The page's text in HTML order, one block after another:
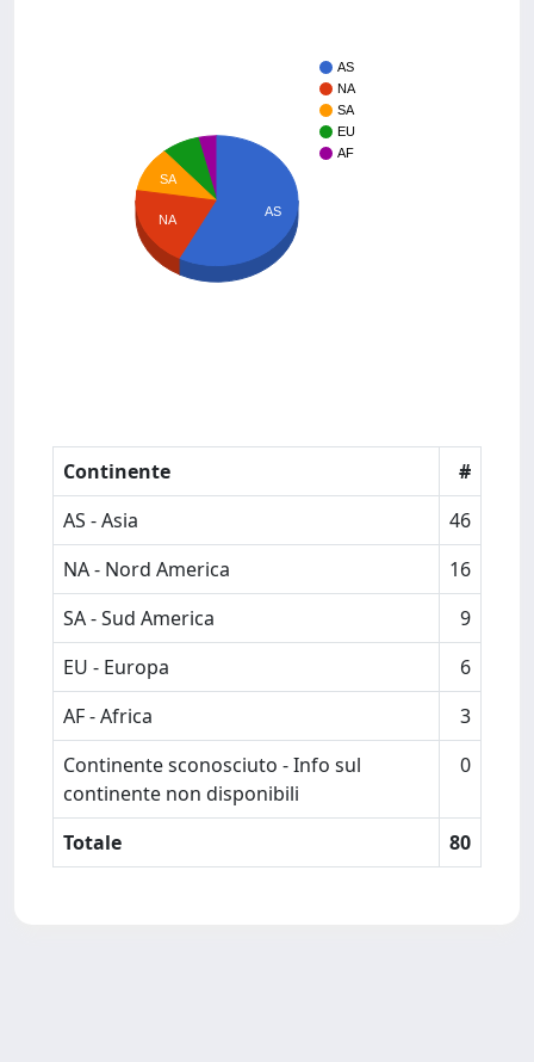
AS
NA
SA
EU
AF
SA
NA
AS
Continente
#
AS - Asia
46
NA - Nord America
16
SA - Sud America
9
EU - Europa
6
AF - Africa
3
Continente sconosciuto - Info sul
continente non disponibili
0
Totale 80